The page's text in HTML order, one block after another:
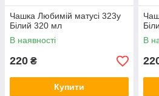
Чашка Любимій матусі 323у
Білий 320 мл
В наявності
220 ₴
Купити
В